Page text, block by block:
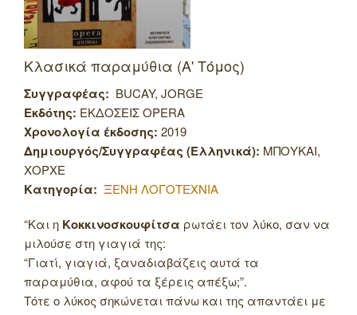
Κλασικά παραμύθια (Α' Τόμος)
Συγγραφέας: BUCAY, JORGE
Εκδότης: ΕΚΔΟΣΕΙΣ OPERA
Χρονολογία έκδοσης: 2019
Δημιουργός/Συγγραφέας (Ελληνικά): ΜΠΟΥΚΑΙ,
ΧΟΡΧΕ
Κατηγορία: ΞΕΝΗ ΛΟΓΟΤΕΧΝΙΑ
“Και η Κοκκινοσκουφίτσα ρωτάει τον λύκο, σαν να
μιλούσε στη γιαγιά της:
“Γιατί, γιαγιά, ξαναδιαβάζεις αυτά τα
παραμύθια, αφού τα ξέρεις απέξω;”.
Τότε ο λύκος σηκώνεται πάνω και της απαντάει με